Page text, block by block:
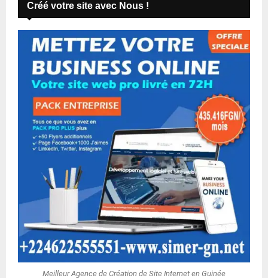
Créé votre site avec Nous !
Meilleur Agence de Création de Site Internet en Guinée